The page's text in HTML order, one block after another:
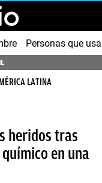
Personas que
LATINA
heridos tras
en una